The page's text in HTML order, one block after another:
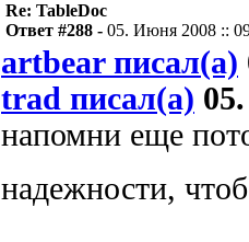
Re: TableDoc
Ответ #288 - 05. Июня 2008 ::
artbear писал(а)
trad писал(а)
напомни еще
надежности,